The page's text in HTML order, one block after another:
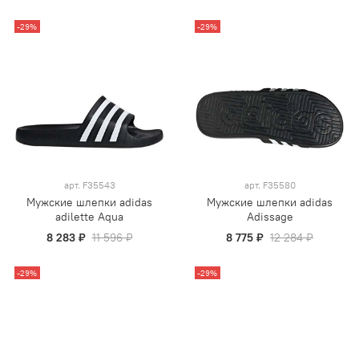
-29%
арт. F35543
Мужские шлепки adidas
adilette Aqua
8 283 ₽ 11 596 ₽
-29%
арт. F35580
Мужские шлепки adidas
Adissage
8 775 ₽ 12 284 ₽
-29% -29%